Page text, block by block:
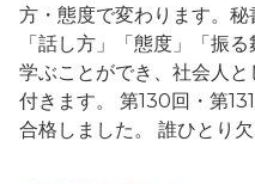
方・態度で変わります。秘
「話し方」「態度」「振
学ぶことができ、社会人
付きます。 第130回・第
合格しました。 誰ひとり